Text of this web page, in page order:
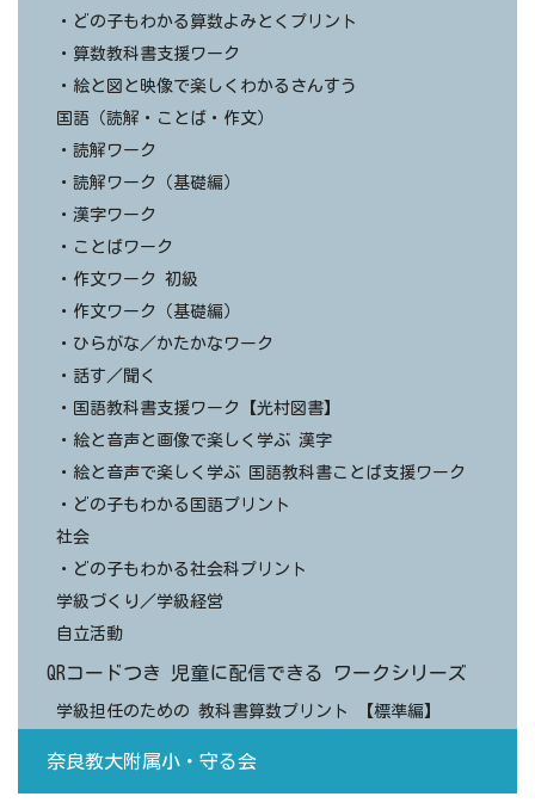
・どの子もわかる算数よみとくプリント
・算数教科書支援ワーク
・絵と図と映像で楽しくわかるさんすう
国語（読解・ことば・作文）
・読解ワーク
・読解ワーク（基礎編）
・漢字ワーク
・ことばワーク
・作文ワーク 初級
・作文ワーク（基礎編）
・ひらがな／かたかなワーク
・話す／聞く
・国語教科書支援ワーク【光村図書】
・絵と音声と画像で楽しく学ぶ 漢字
・絵と音声で楽しく学ぶ 国語教科書ことば支援ワーク
・どの子もわかる国語プリント
社会
・どの子もわかる社会科プリント
学級づくり／学級経営
自立活動
QRコードつき 児童に配信できる ワークシリーズ
学級担任のための 教科書算数プリント 【標準編】
奈良教大附属小・守る会